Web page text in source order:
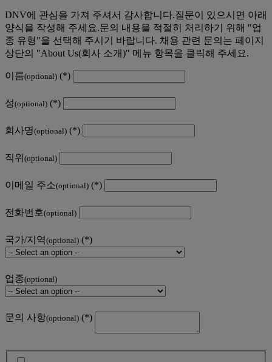
DNV에 관심을 가져 주셔서 감사합니다.질문이 있으시면 아래
양식을 작성해 주세요.문의 내용을 적절히 처리하기 위해 "업
종 유형"을 선택해 주시기 바랍니다. 채용 관련 문의는 페이지
상단의 "About Us(회사 소개)" 메뉴 항목을 클릭해 주세요.
이름(optional)
성(optional)
회사명(optional)
직위 (optional)
이메일 주소(optional)
전화번호(optional)
국가/지역(optional)
업종(optional)
문의 사항(optional)